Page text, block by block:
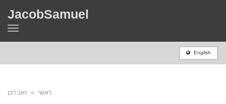
JacobSamuel
Toggle
English
ראשי » זאב רבן